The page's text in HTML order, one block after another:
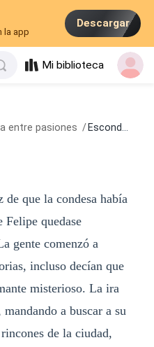
la app
Descargar
Mi biblioteca
entre pasiones / Escondite
que la condesa había
Felipe quedase
gente comenzó a
incluso decían que
misterioso. La ira
a buscar a su
de la ciudad,